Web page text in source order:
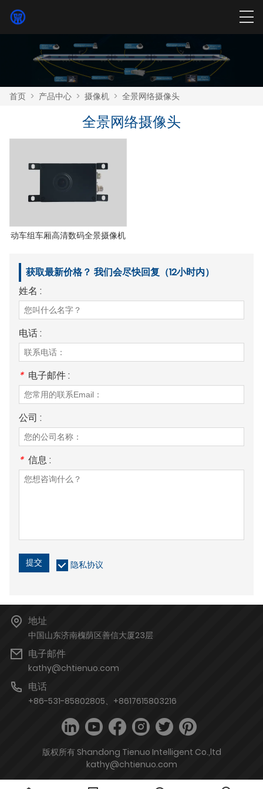
首页 > 产品中心 > 摄像机 > 全景网络摄像头
全景网络摄像头
动车组车厢高清数码全景摄像机
获取最新价格？ 我们会尽快回复（12小时内）
姓名 :
电话 :
* 电子邮件 :
公司 :
* 信息 :
提交 隐私协议
地址
中国山东济南槐荫区善信大厦23层
电子邮件
kathy@chtienuo.com
电话
+86-531-85802805、+8617615803216
版权所有 Shandong Tienuo Intelligent Co.,ltd
kathy@chtienuo.com